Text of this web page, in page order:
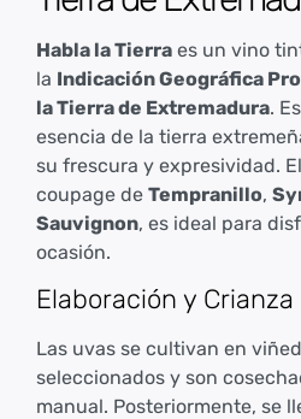
Habla la Tierra es un vino
la Indicación Geográfica
la Tierra de Extremadura.
esencia de la tierra
su frescura y expresividad.
coupage de Tempranillo,
Sauvignon, es ideal para
ocasión.
Elaboración y Crianza
Las uvas se cultivan en
seleccionados y son
manual. Posteriormente, se